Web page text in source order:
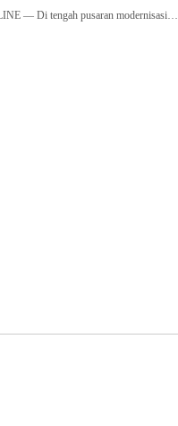
— Di tengah pusaran modernisasi…